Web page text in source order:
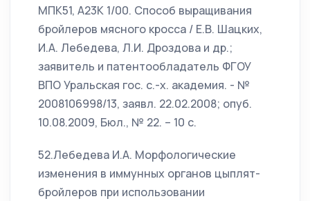
МПК51, А23К 1/00. Способ выращивания
бройлеров мясного кросса / Е.В. Шацких,
И.А. Лебедева, Л.И. Дроздова и др.;
заявитель и патентообладатель ФГОУ
ВПО Уральская гос. с.-х. академия. - №
2008106998/13, заявл. 22.02.2008; опуб.
10.08.2009, Бюл., № 22. – 10 с.
52.Лебедева И.А. Морфологические
изменения в иммунных органов цыплят-
бройлеров при использовании